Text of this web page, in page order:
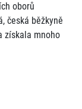
oborů
česká běžkyně
získala mnoho